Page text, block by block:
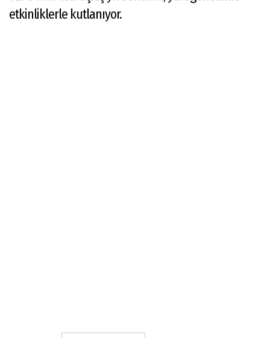
etkinliklerle kutlanıyor.